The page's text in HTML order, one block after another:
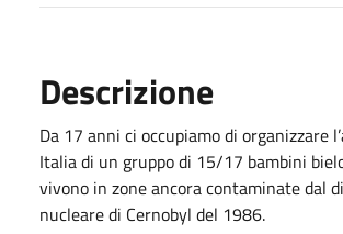
Descrizione
Da 17 anni ci occupiamo di organizzare
Italia di un gruppo di 15/17 bambini
vivono in zone ancora contaminate dal
nucleare di Cernobyl del 1986.